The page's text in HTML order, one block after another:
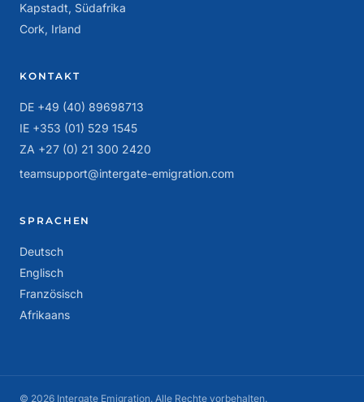
Kapstadt, Südafrika
Cork, Irland
KONTAKT
DE +49 (40) 89698713
IE +353 (01) 529 1545
ZA +27 (0) 21 300 2420
teamsupport@intergate-emigration.com
SPRACHEN
Deutsch
Englisch
Französisch
Afrikaans
© 2026 Intergate Emigration. Alle Rechte vorbehalten.